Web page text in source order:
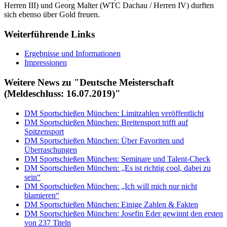
Herren III) und Georg Malter (WTC Dachau / Herren IV) durften
sich ebenso über Gold freuen.
Weiterführende Links
Ergebnisse und Informationen
Impressionen
Weitere News zu "Deutsche Meisterschaft
(Meldeschluss: 16.07.2019)"
DM Sportschießen München: Limitzahlen veröffentlicht
DM Sportschießen München: Breitensport trifft auf
Spitzensport
DM Sportschießen München: Über Favoriten und
Überraschungen
DM Sportschießen München: Seminare und Talent-Check
DM Sportschießen München: „Es ist richtig cool, dabei zu
sein“
DM Sportschießen München: „Ich will mich nur nicht
blamieren“
DM Sportschießen München: Einige Zahlen & Fakten
DM Sportschießen München: Josefin Eder gewinnt den ersten
von 237 Titeln